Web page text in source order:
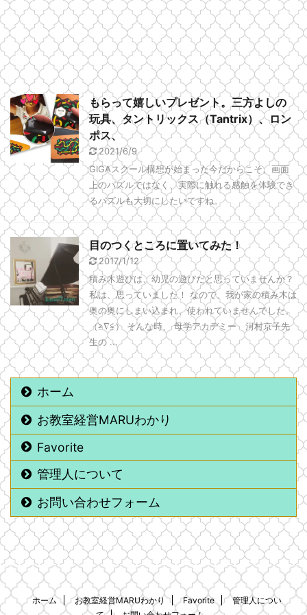
もらって嬉しいプレゼント。三方よしの
玩具、タントリックス（Tantrix）、ロン
ポス、
2021/6/9
GIGAスクール構想が始まった今だからこそ、画面
上のパズルではなく、実際に触れる感触を体験でき
るパズルも大切にしたいですね。
目のつくところに置いてみた！
2017/1/12
積み木遊びは、幼児の遊びだと思っていませんか？
私は、思っていました！ なので、我が家の積み木は
奥の奥にしまい込まれ、使われていませんでした。
（≧∇≦） そんな時、 母学アカデミー 河村京子先
生の ...
ホーム
お教室経営MARUわかり
Favorite
管理人について
お問い合わせフォーム
ホーム お教室経営MARUわかり Favorite
管理人につい